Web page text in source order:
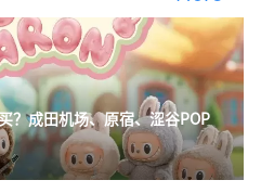
？成田机场、原宿、涩谷POP